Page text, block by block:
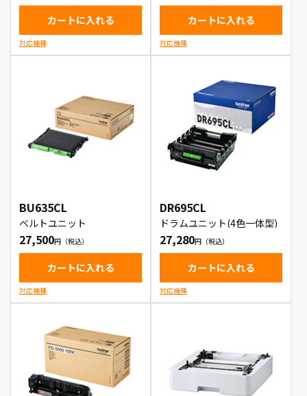
カートに入れる
対応機種
カートに入れる
対応機種
BU635CL
ベルトユニット
27,500
カートに入れる
対応機種
DR695CL
ドラムユニット(4色一体型)
27,280
カートに入れる
対応機種